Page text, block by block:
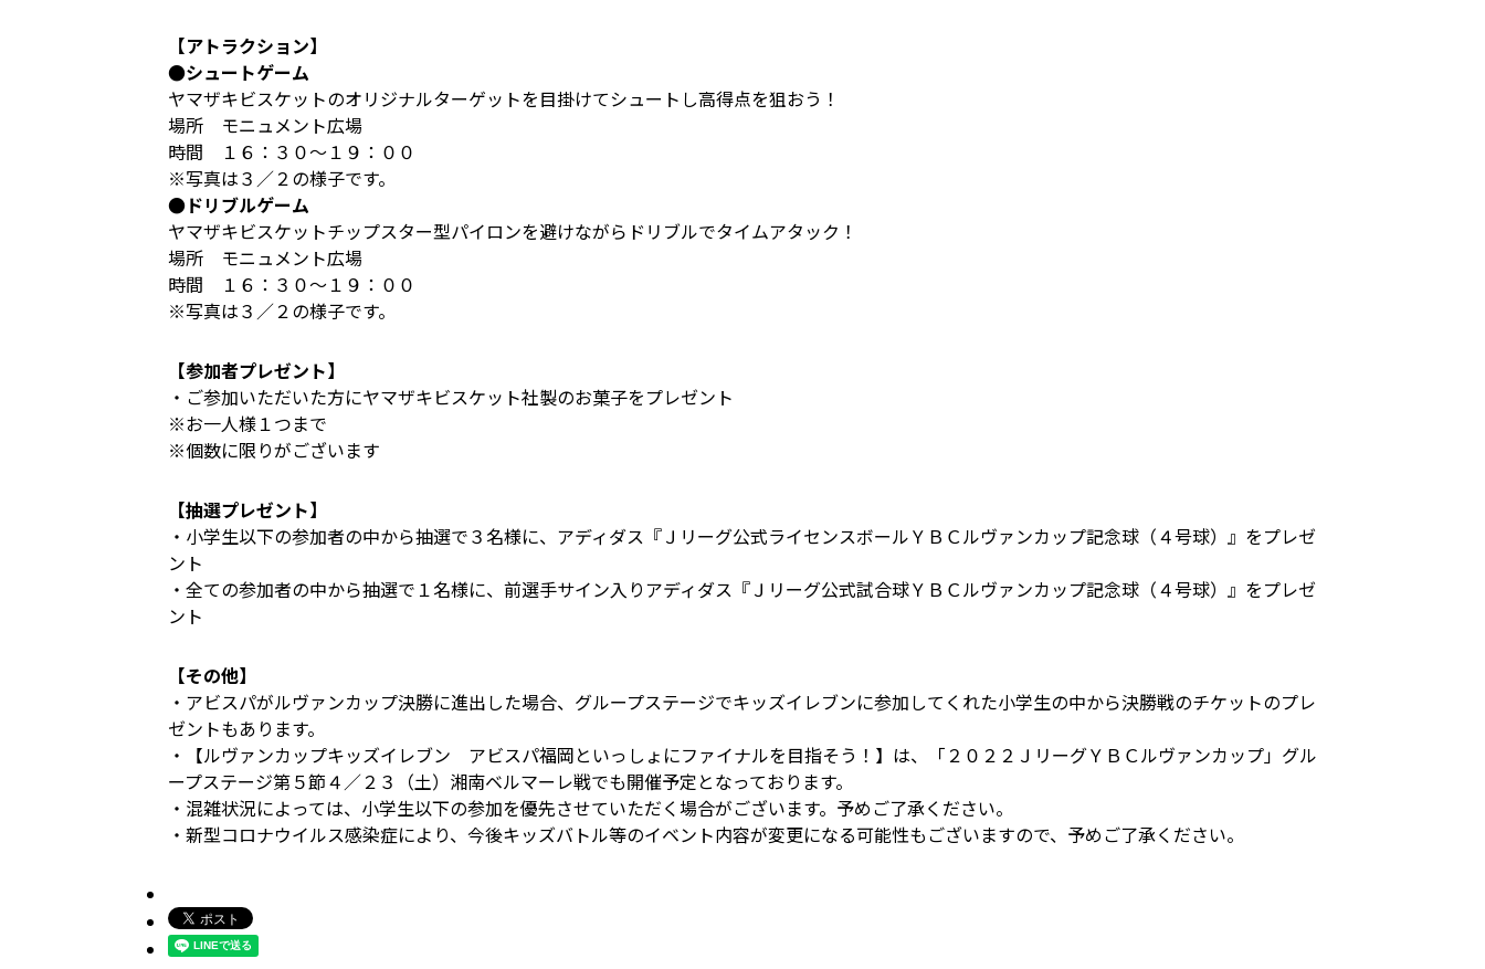
【アトラクション】
●シュートゲーム
ヤマザキビスケットのオリジナルターゲットを目掛けてシュートし高得点を狙おう！
場所 モニュメント広場
時間 １６：３０～１９：００
※写真は３／２の様子です。
●ドリブルゲーム
ヤマザキビスケットチップスター型パイロンを避けながらドリブルでタイムアタック！
場所 モニュメント広場
時間 １６：３０～１９：００
※写真は３／２の様子です。
【参加者プレゼント】
・ご参加いただいた方にヤマザキビスケット社製のお菓子をプレゼント
※お一人様１つまで
※個数に限りがございます
【抽選プレゼント】
・小学生以下の参加者の中から抽選で３名様に、アディダス『Ｊリーグ公式ライセンスボールＹＢＣルヴァンカップ記念球（４号球）』をプレゼ
ント
・全ての参加者の中から抽選で１名様に、前選手サイン入りアディダス『Ｊリーグ公式試合球ＹＢＣルヴァンカップ記念球（４号球）』をプレゼ
ント
【その他】
・アビスパがルヴァンカップ決勝に進出した場合、グループステージでキッズイレブンに参加してくれた小学生の中から決勝戦のチケットのプレ
ゼントもあります。
・【ルヴァンカップキッズイレブン アビスパ福岡といっしょにファイナルを目指そう！】は、「２０２２ＪリーグＹＢＣルヴァンカップ」グル
ープステージ第５節４／２３（土）湘南ベルマーレ戦でも開催予定となっております。
・混雑状況によっては、小学生以下の参加を優先させていただく場合がございます。予めご了承ください。
・新型コロナウイルス感染症により、今後キッズバトル等のイベント内容が変更になる可能性もございますので、予めご了承ください。